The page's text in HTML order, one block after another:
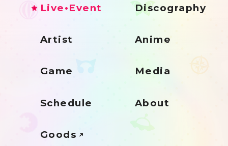
Live•Event Discography
Artist Anime
Game Media
Schedule About
Goods